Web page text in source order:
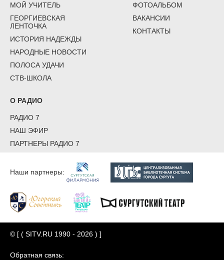
МОЙ УЧИТЕЛЬ
ГЕОРГИЕВСКАЯ
ЛЕНТОЧКА
ИСТОРИЯ НАДЕЖДЫ
НАРОДНЫЕ НОВОСТИ
ПОЛОСА УДАЧИ
СТВ-ШКОЛА
ФОТОАЛЬБОМ
ВАКАНСИИ
КОНТАКТЫ
О РАДИО
РАДИО 7
НАШ ЭФИР
ПАРТНЕРЫ РАДИО 7
Наши партнеры:
© [ ( SITV.RU 1990 - 2026 ) ]
Обратная связь: